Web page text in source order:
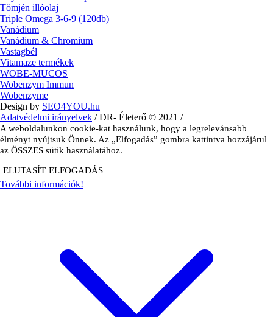
Tömjén illóolaj
Triple Omega 3-6-9 (120db)
Vanádium
Vanádium & Chromium
Vastagbél
Vitamaze termékek
WOBE-MUCOS
Wobenzym Immun
Wobenzyme
Design by SEO4YOU.hu
Adatvédelmi irányelvek / DR- Életerő © 2021 /
A weboldalunkon cookie-kat használunk, hogy a legrelevánsabb
élményt nyújtsuk Önnek. Az „Elfogadás” gombra kattintva hozzájárul
az ÖSSZES sütik használatához.
ELUTASÍT ELFOGADÁS
További információk!